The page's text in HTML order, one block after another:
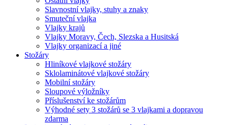
Slavnostní vlajky, stuhy a znaky
Smuteční vlajka
Vlajky krajů
Vlajky Moravy, Čech, Slezska a Husitská
Vlajky organizací a jiné
Stožáry
Hliníkové vlajkové stožáry
Sklolaminátové vlajkové stožáry
Mobilní stožáry
Sloupové výložníky
Příslušenství ke stožárům
Výhodné sety 3 stožárů se 3 vlajkami a dopravou
zdarma